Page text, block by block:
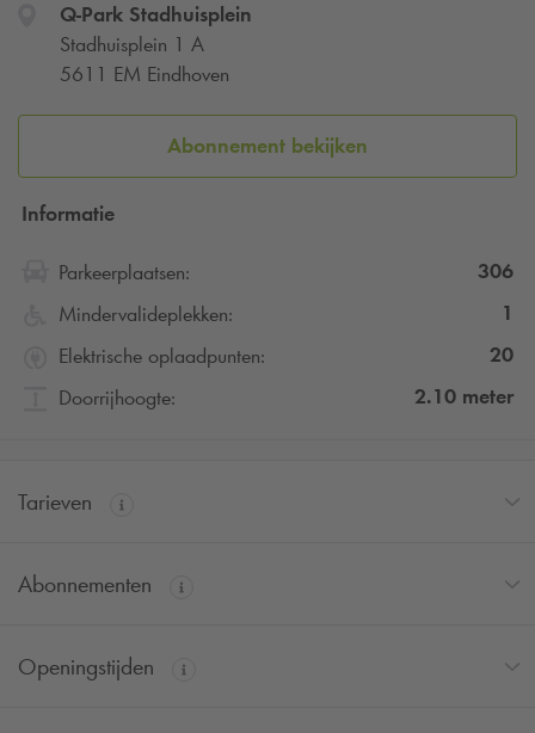
Q-ParkStadhuisplein
Stadhuisplein 1 A
5611 EM Eindhoven
Abonnement bekijken
Informatie
Parkeerplaatsen:
306
Mindervalideplekken:
1
Elektrische oplaadpunten:
20
Doorrijhoogte:
2.10 meter
Tarieven
Abonnementen
Openingstijden